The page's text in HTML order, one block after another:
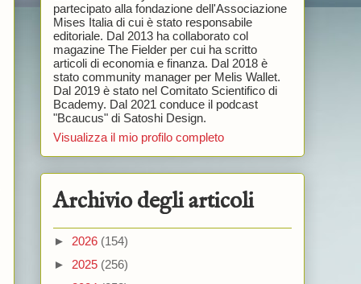
partecipato alla fondazione dell'Associazione
Mises Italia di cui è stato responsabile
editoriale. Dal 2013 ha collaborato col
magazine The Fielder per cui ha scritto
articoli di economia e finanza. Dal 2018 è
stato community manager per Melis Wallet.
Dal 2019 è stato nel Comitato Scientifico di
Bcademy. Dal 2021 conduce il podcast
"Bcaucus" di Satoshi Design.
Visualizza il mio profilo completo
Archivio degli articoli
► 2026 (154)
► 2025 (256)